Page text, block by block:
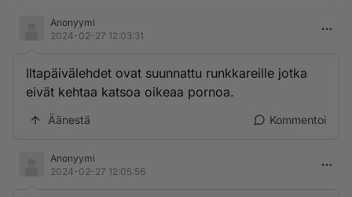
Anonyymi
2024-02-27 12:03:31
Iltapäivälehdet ovat suunnattu runkkareille jotka
eivät kehtaa katsoa oikeaa pornoa.
Äänestä Kommentoi
Anonyymi
2024-02-27 12:05:56